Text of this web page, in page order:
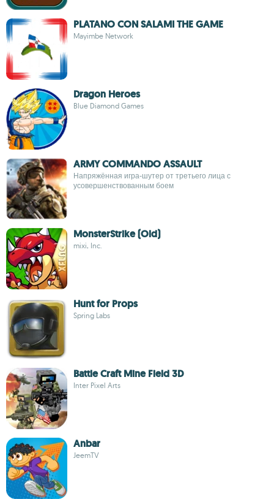
PLATANO CON SALAMI THE GAME
Mayimbe Network
Dragon Heroes
Blue Diamond Games
ARMY COMMANDO ASSAULT
Напряжённая игра-шутер от третьего лица с
усовершенствованным боем
MonsterStrike (Old)
mixi, Inc.
Hunt for Props
Spring Labs
Battle Craft Mine Field 3D
Inter Pixel Arts
Anbar
JeemTV